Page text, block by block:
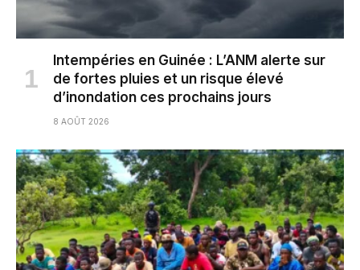
Intempéries en Guinée : L’ANM alerte sur
de fortes pluies et un risque élevé
d’inondation ces prochains jours
8 AOÛT 2026